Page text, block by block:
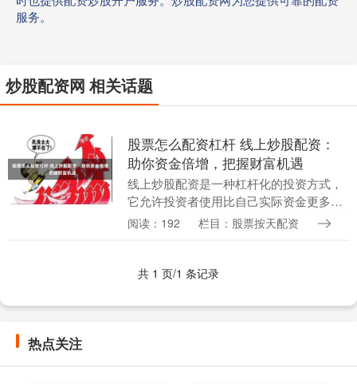
服务。
炒股配资网 相关话题
股票怎么配资杠杆 线上炒股配资：
助你资金倍增，把握财富机遇
线上炒股配资是一种杠杆化的投资方式，
它允许投资者使用比自己实际资金更多的
资金进行股票交易。这可以放大投资者的
阅读：192 栏目：股票按天配资
共 1 页/1 条记录
热点关注